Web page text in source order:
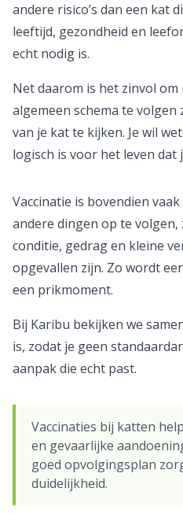
andere risico’s dan een kat
leeftijd, gezondheid en
echt nodig is.
Net daarom is het zinvol
algemeen schema te
van je kat te kijken. Je wil
logisch is voor het leven dat
Vaccinatie is bovendien
andere dingen op te volgen,
conditie, gedrag en kleine
opgevallen zijn. Zo wordt
een prikmoment.
Bij Karibu bekijken we
is, zodat je geen
aanpak die echt past.
Vaccinaties bij katten
en gevaarlijke
goed opvolgingsplan
duidelijkheid.